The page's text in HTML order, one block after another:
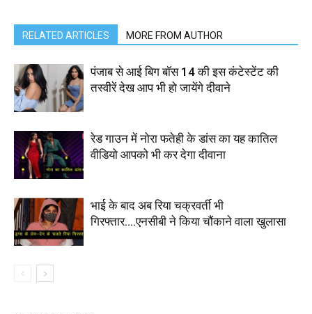
RELATED ARTICLES MORE FROM AUTHOR
पंजाब से आई बिग बॉस 14 की इस कंटेस्टेंट की
तस्वीरें देख आप भी हो जायेंगे दीवाने
रेड गाउन में नोरा फतेही के डांस का यह कातिल
वीडियो आपको भी कर देगा दीवाना
भाई के बाद अब रिया चक्रवर्ती भी
गिरफ्तार….एनसीबी ने किया चौंकाने वाला खुलासा